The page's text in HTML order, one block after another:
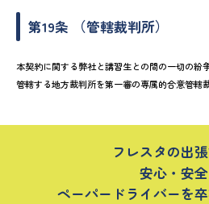
第19条 （管轄裁判所）
本契約に関する弊社と講習生との間の一切の紛
管轄する地方裁判所を第一審の専属的合意管轄
フレスタの出
安心・安
ペーパードライバーを